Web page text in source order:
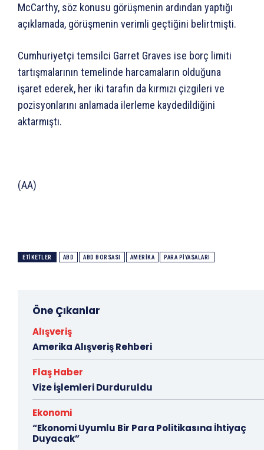
McCarthy, söz konusu görüşmenin ardından yaptığı
açıklamada, görüşmenin verimli geçtiğini belirtmişti.
Cumhuriyetçi temsilci Garret Graves ise borç limiti
tartışmalarının temelinde harcamaların olduğuna
işaret ederek, her iki tarafın da kırmızı çizgileri ve
pozisyonlarını anlamada ilerleme kaydedildiğini
aktarmıştı.
(AA)
ETIKETLER ABD ABD BORSASI AMERIKA PARA PIYASALARI
Öne Çıkanlar
Alışveriş
Amerika Alışveriş Rehberi
Flaş Haber
Vize İşlemleri Durduruldu
Ekonomi
“Ekonomi Uyumlu Bir Para Politikasına İhtiyaç
Duyacak”